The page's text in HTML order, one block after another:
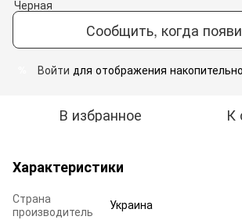
Сообщить, когда
Войти для отображения
В избранное К
Характеристики
Страна
производитель
Украина